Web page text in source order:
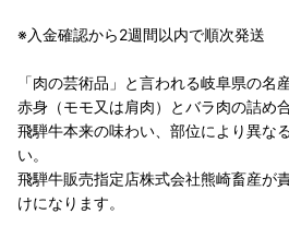
※入金確認から2週間以内で順次発送
「肉の芸術品」と言われる岐阜県の名
赤身（モモ又は肩肉）とバラ肉の詰め
飛騨牛本来の味わい、部位により異な
い。
飛騨牛販売指定店株式会社熊崎畜産が
けになります。